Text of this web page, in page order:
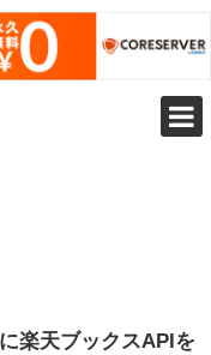
楽天ブックスAPIを